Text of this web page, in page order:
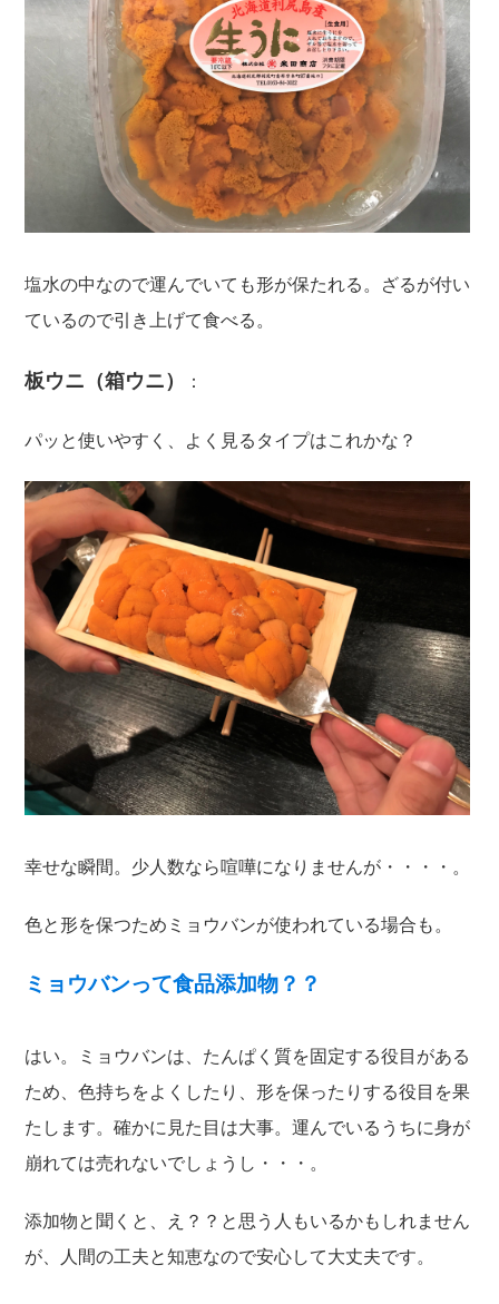
塩水の中なので運んでいても形が保たれる。ざるが付い
ているので引き上げて食べる。
板ウニ（箱ウニ） ：
パッと使いやすく、よく見るタイプはこれかな？
幸せな瞬間。少人数なら喧嘩になりませんが・・・・。
色と形を保つためミョウバンが使われている場合も。
ミョウバンって食品添加物？？
はい。ミョウバンは、たんぱく質を固定する役目がある
ため、色持ちをよくしたり、形を保ったりする役目を果
たします。確かに見た目は大事。運んでいるうちに身が
崩れては売れないでしょうし・・・。
添加物と聞くと、え？？と思う人もいるかもしれません
が、人間の工夫と知恵なので安心して大丈夫です。